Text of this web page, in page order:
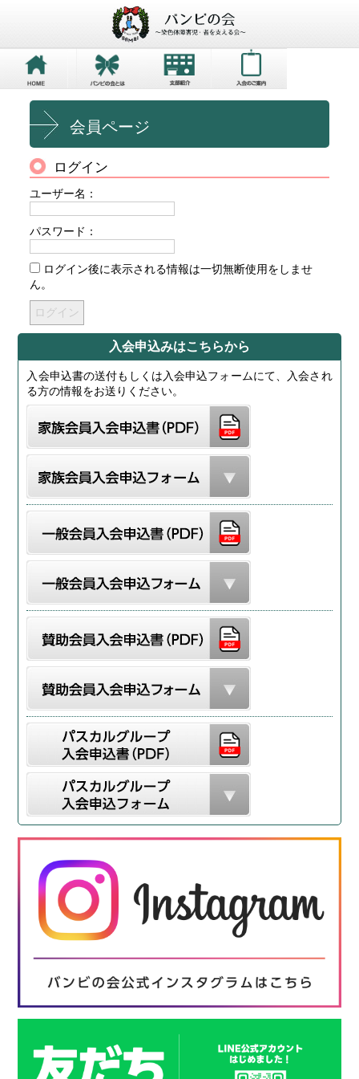
会員ページ
ログイン
ユーザー名：
パスワード：
ログイン後に表示される情報は一切無断使用をしませ
ん。
入会申込みはこちらから
入会申込書の送付もしくは入会申込フォームにて、入会され
る方の情報をお送りください。